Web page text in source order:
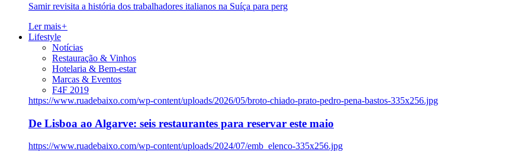
Samir revisita a história dos trabalhadores italianos na Suíça para perg
Ler mais+
Lifestyle
Notícias
Restauração & Vinhos
Hotelaria & Bem-estar
Marcas & Eventos
F4F 2019
https://www.ruadebaixo.com/wp-content/uploads/2026/05/broto-chiado-prato-pedro-pena-bastos-335x256.jpg
De Lisboa ao Algarve: seis restaurantes para reservar este maio
https://www.ruadebaixo.com/wp-content/uploads/2024/07/emb_elenco-335x256.jpg